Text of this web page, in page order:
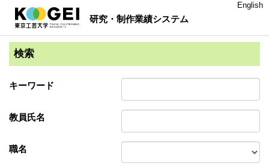
研究・制作業績システム
English
検索
キーワード
教員氏名
職名